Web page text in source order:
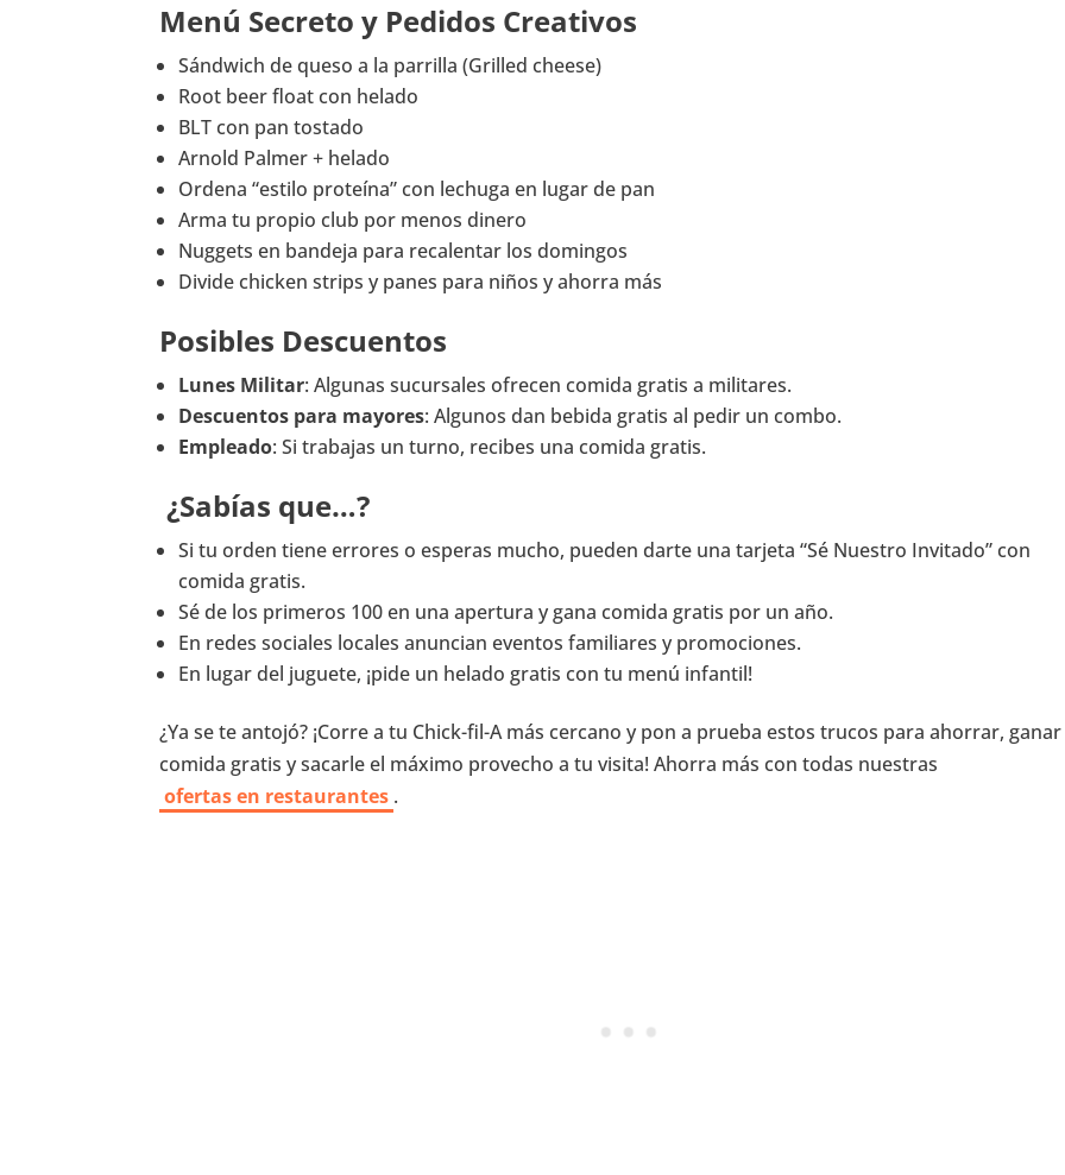
Menú Secreto y Pedidos Creativos
Sándwich de queso a la parrilla (Grilled cheese)
Root beer float con helado
BLT con pan tostado
Arnold Palmer + helado
Ordena “estilo proteína” con lechuga en lugar de pan
Arma tu propio club por menos dinero
Nuggets en bandeja para recalentar los domingos
Divide chicken strips y panes para niños y ahorra más
Posibles Descuentos
Lunes Militar: Algunas sucursales ofrecen comida gratis a militares.
Descuentos para mayores: Algunos dan bebida gratis al pedir un combo.
Empleado: Si trabajas un turno, recibes una comida gratis.
¿Sabías que…?
Si tu orden tiene errores o esperas mucho, pueden darte una tarjeta “Sé Nuestro Invitado” con
comida gratis.
Sé de los primeros 100 en una apertura y gana comida gratis por un año.
En redes sociales locales anuncian eventos familiares y promociones.
En lugar del juguete, ¡pide un helado gratis con tu menú infantil!
¿Ya se te antojó? ¡Corre a tu Chick-fil-A más cercano y pon a prueba estos trucos para ahorrar, ganar
comida gratis y sacarle el máximo provecho a tu visita! Ahorra más con todas nuestras
ofertas en restaurantes .